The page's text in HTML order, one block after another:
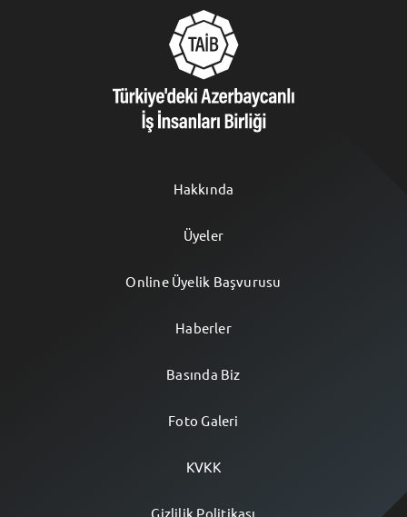
Hakkında
Üyeler
Online Üyelik Başvurusu
Haberler
Basında Biz
Foto Galeri
KVKK
Gizlilik Politikası